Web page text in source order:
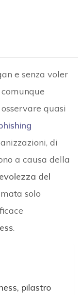
e senza voler
quasi
di
a causa della
del
solo
.
pilastro